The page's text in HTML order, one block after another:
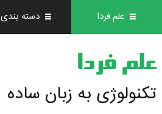
علم فردا دسته بندی
علم فردا
تکنولوژی به زبان ساده